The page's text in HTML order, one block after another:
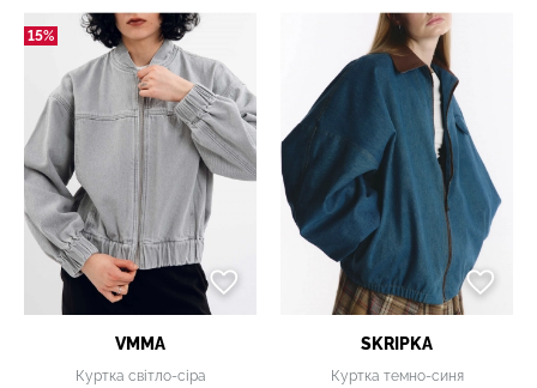
15%
VMMA
Куртка світло-сіра
SKRIPKA
Куртка темно-синя